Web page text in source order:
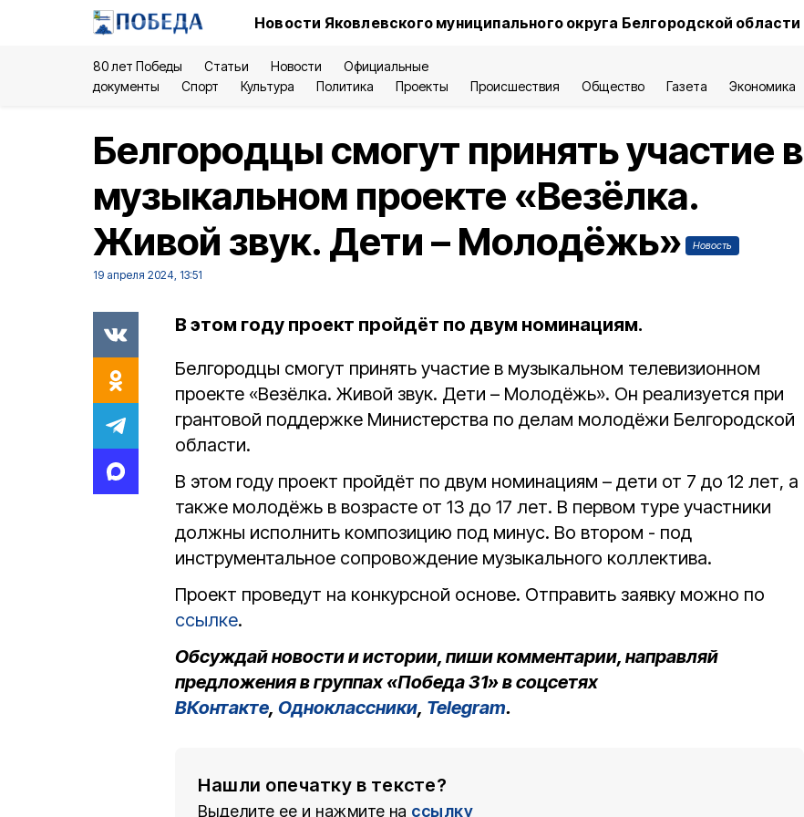
Новости Яковлевского муниципального округа Белгородской области
80 лет Победы Статьи Новости
Официальные
документы
Спорт Культура Политика Проекты Происшествия Общество Газета Экономика
Белгородцы смогут принять участие в
музыкальном проекте «Везёлка.
Живой звук. Дети – Молодёжь»
Новость
19 апреля 2024, 13:51
В этом году проект пройдёт по двум номинациям.
Белгородцы смогут принять участие в музыкальном телевизионном
проекте «Везёлка. Живой звук. Дети – Молодёжь». Он реализуется при
грантовой поддержке Министерства по делам молодёжи Белгородской
области.
В этом году проект пройдёт по двум номинациям – дети от 7 до 12 лет, а
также молодёжь в возрасте от 13 до 17 лет. В первом туре участники
должны исполнить композицию под минус. Во втором - под
инструментальное сопровождение музыкального коллектива.
Проект проведут на конкурсной основе. Отправить заявку можно по
ссылке.
Обсуждай новости и истории, пиши комментарии, направляй
предложения в группах «Победа 31» в соцсетях
ВКонтакте, Одноклассники, Telegram.
Нашли опечатку в тексте?
Выделите ее и нажмите на ссылку